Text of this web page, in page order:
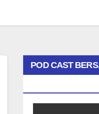
POD CAST